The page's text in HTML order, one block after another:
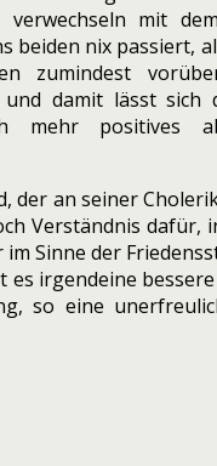
mit
beiden nix passiert,
zumindest
damit lässt sich
mehr positives
der an seiner
Verständnis dafür,
im Sinne der
es irgendeine
so eine